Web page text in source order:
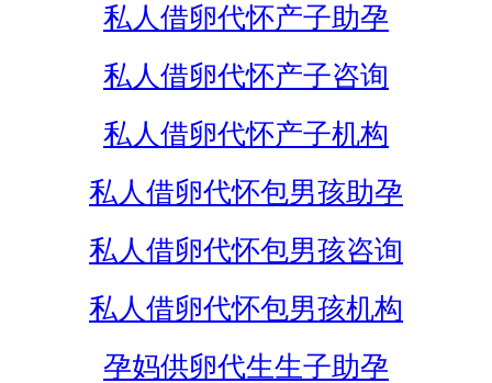
私人借卵代怀产子助孕
私人借卵代怀产子咨询
私人借卵代怀产子机构
私人借卵代怀包男孩助孕
私人借卵代怀包男孩咨询
私人借卵代怀包男孩机构
孕妈供卵代生生子助孕